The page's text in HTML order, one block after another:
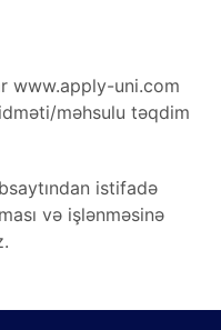
www.apply-uni.com
məhsulu təqdim
istifadə
və işlənməsinə